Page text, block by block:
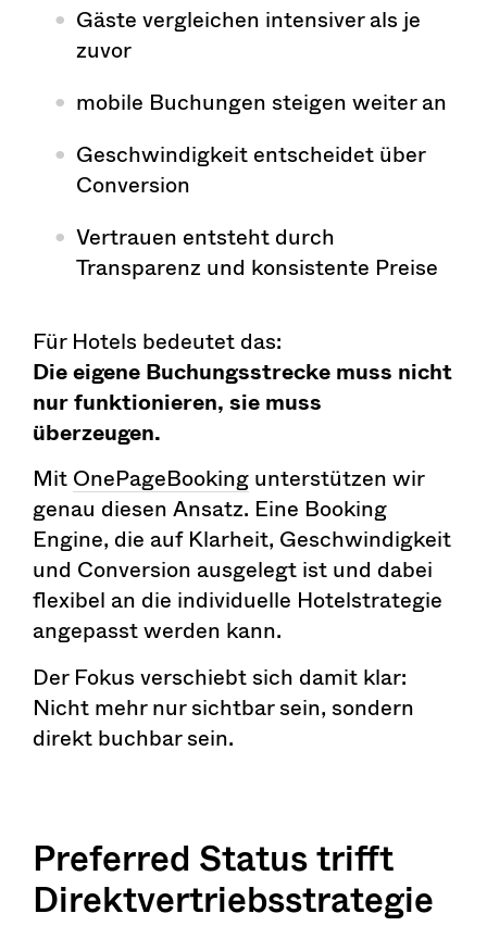
Gäste vergleichen intensiver als je
zuvor
mobile Buchungen steigen weiter an
Geschwindigkeit entscheidet über
Conversion
Vertrauen entsteht durch
Transparenz und konsistente Preise
Für Hotels bedeutet das:
Die eigene Buchungsstrecke muss nicht
nur funktionieren, sie muss
überzeugen.
MitOnePageBookingunterstützen wir
genau diesen Ansatz. Eine Booking
Engine, die auf Klarheit, Geschwindigkeit
und Conversion ausgelegt ist und dabei
flexibel an die individuelle Hotelstrategie
angepasst werden kann.
Der Fokus verschiebt sich damit klar:
Nicht mehr nur sichtbar sein, sondern
direkt buchbar sein.
Preferred Status trifft
Direktvertriebsstrategie